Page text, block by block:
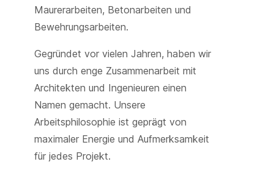
Maurerarbeiten, Betonarbeiten und
Bewehrungsarbeiten.
Gegründet vor vielen Jahren, haben wir
uns durch enge Zusammenarbeit mit
Architekten und Ingenieuren einen
Namen gemacht. Unsere
Arbeitsphilosophie ist geprägt von
maximaler Energie und Aufmerksamkeit
für jedes Projekt.